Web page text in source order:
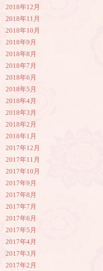
2018年12月
2018年11月
2018年10月
2018年9月
2018年8月
2018年7月
2018年6月
2018年5月
2018年4月
2018年3月
2018年2月
2018年1月
2017年12月
2017年11月
2017年10月
2017年9月
2017年8月
2017年7月
2017年6月
2017年5月
2017年4月
2017年3月
2017年2月